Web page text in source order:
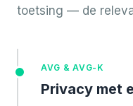
toetsing — de
AVG & AVG-K
Privacy met